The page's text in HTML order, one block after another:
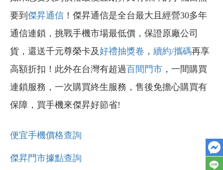
要到 傑昇通信 ！傑昇通信是全台最大且經營30多年
通信連鎖，挑戰手機市場最低價，保證原廠公司
貨，還送千元尊榮卡及好禮抽獎卷 ， 續約/攜碼再享
高額折扣！此外在台灣有超過百間門市 ，一間購買
連鎖服務，一次購買終生服務，售後免擔心購買有
保障，買手機來傑昇好節省!
便宜手機價格查詢
傑昇門市據點查詢